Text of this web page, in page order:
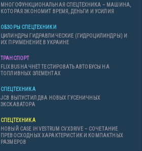
МНОГОФУНКЦИОНАЛЬНАЯ СПЕЦТЕХНИКА – МАШИНА,
КОТОРАЯ ЭКОНОМИТ ВРЕМЯ, ДЕНЬГИ И УСИЛИЯ
ОБЗОРЫ СПЕЦТЕХНИКИ
ЦИЛИНДРЫ ГИДРАВЛИЧЕСКИЕ (ГИДРОЦИЛИНДРЫ) И
ИХ ПРИМЕНЕНИЕ В УКРАИНЕ
ТРАНСПОРТ
FLIXBUS НАЧНЕТ ТЕСТИРОВАТЬ АВТОБУСЫ НА
ТОПЛИВНЫХ ЭЛЕМЕНТАХ
СПЕЦТЕХНИКА
JCB ВЫПУСТИЛ ДВА НОВЫХ ГУСЕНИЧНЫХ
ЭКСКАВАТОРА
СПЕЦТЕХНИКА
НОВЫЙ CASE IH VESTRUM CVXDRIVE – СОЧЕТАНИЕ
ПРЕВОСХОДНЫХ ХАРАКТЕРИСТИК И КОМПАКТНЫХ
РАЗМЕРОВ